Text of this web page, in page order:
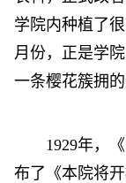
学院内种植了
月份，正是学
一条樱花簇拥的
1929年，
布了《本院将